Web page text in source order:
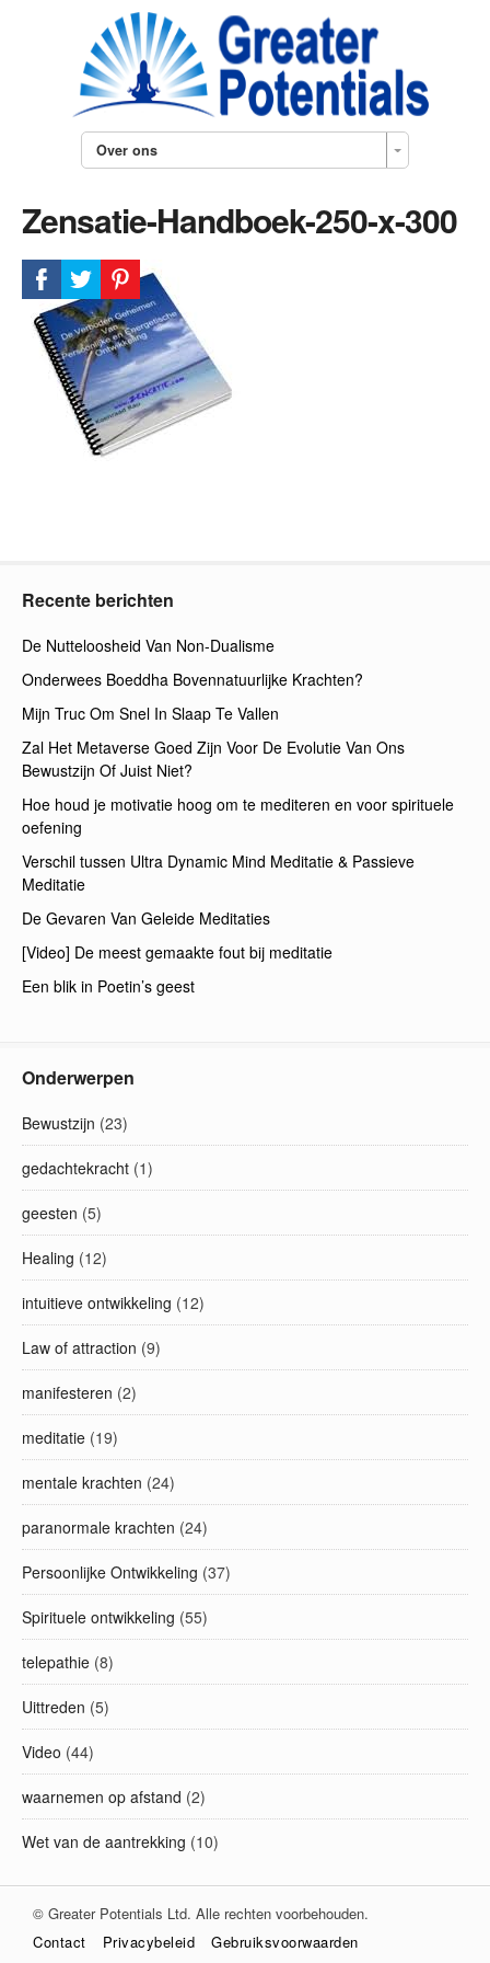
Over ons
Zensatie-Handboek-250-x-300
Recente berichten
De Nutteloosheid Van Non-Dualisme
Onderwees Boeddha Bovennatuurlijke Krachten?
Mijn Truc Om Snel In Slaap Te Vallen
Zal Het Metaverse Goed Zijn Voor De Evolutie Van Ons
Bewustzijn Of Juist Niet?
Hoe houd je motivatie hoog om te mediteren en voor spirituele
oefening
Verschil tussen Ultra Dynamic Mind Meditatie & Passieve
Meditatie
De Gevaren Van Geleide Meditaties
[Video] De meest gemaakte fout bij meditatie
Een blik in Poetin’s geest
Onderwerpen
Bewustzijn (23)
gedachtekracht (1)
geesten (5)
Healing (12)
intuitieve ontwikkeling (12)
Law of attraction (9)
manifesteren (2)
meditatie (19)
mentale krachten (24)
paranormale krachten (24)
Persoonlijke Ontwikkeling (37)
Spirituele ontwikkeling (55)
telepathie (8)
Uittreden (5)
Video (44)
waarnemen op afstand (2)
Wet van de aantrekking (10)
© Greater Potentials Ltd. Alle rechten voorbehouden.
Contact
Privacybeleid Gebruiksvoorwaarden